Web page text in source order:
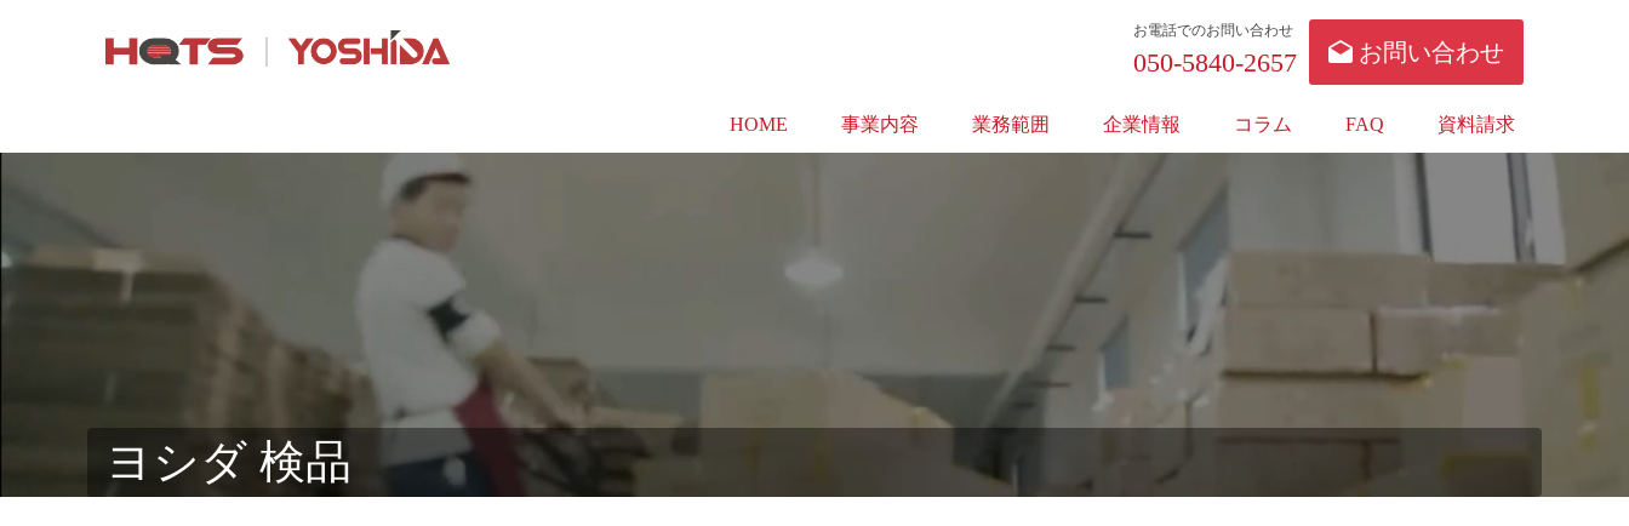
お電話でのお問い合わせ
050-5840-2657 お問い合わせ
HOME 事業内容 業務範囲 企業情報 コラム FAQ 資料請求
ヨシダ 検品